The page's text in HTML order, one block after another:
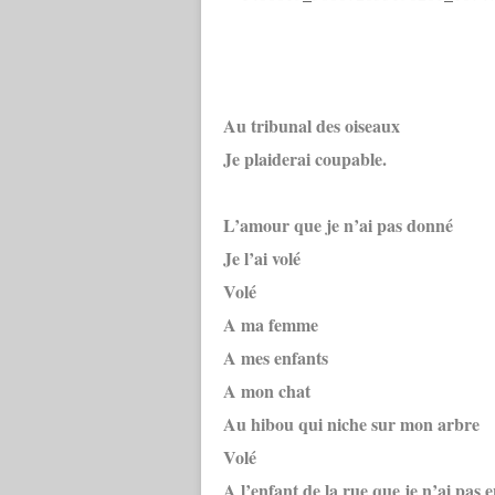
Au tribunal des oiseaux
Je plaiderai coupable.
L’amour que je n’ai pas donné
Je l’ai volé
Volé
A ma femme
A mes enfants
A mon chat
Au hibou qui niche sur mon arbre
Volé